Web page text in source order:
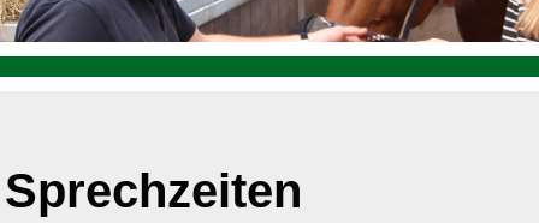
Sprechzeiten